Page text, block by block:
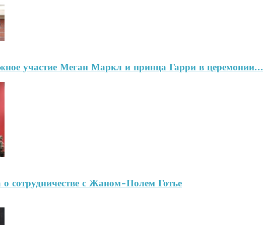
участие Меган Маркл и принца Гарри в церемонии…
сотрудничестве с Жаном-Полем Готье